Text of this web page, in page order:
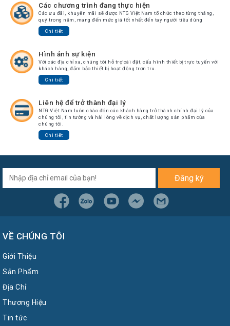
Các chương trình đang thực hiện
Các ưu đãi, khuyến mãi sẽ được NTG Việt Nam tổ chức theo từng tháng,
quý trong năm, mang đến mức giá tốt nhất đến tay người tiêu dùng
Chi tiết
Hình ảnh sự kiện
Với các địa chỉ xa, chúng tôi hỗ trợ cài đặt, cấu hình thiết bị trực tuyến với
khách hàng, đảm bảo thiết bị hoạt động trơn tru.
Chi tiết
Liên hệ để trở thành đại lý
NTG Việt Nam luôn chào đón các khách hàng trở thành chính đại lý của
chúng tôi, tin tưởng và hài lòng về dịch vụ, chất lượng sản phẩm của
chúng tôi.
Chi tiết
Đăng ký
VỀ CHÚNG TÔI
Giới Thiệu
Sản Phẩm
Địa Chỉ
Thương Hiệu
Tin tức